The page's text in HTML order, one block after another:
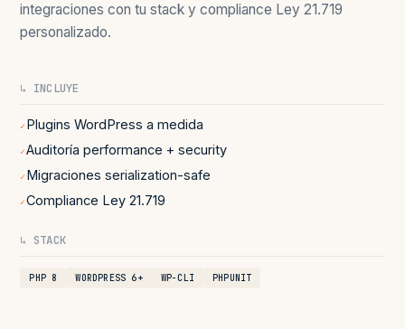
integraciones con tu stack y compliance Ley 21.719
personalizado.
↳ INCLUYE
✓ Plugins WordPress a medida
✓Auditoría performance + security
✓ Migraciones serialization-safe
✓Compliance Ley 21.719
↳ STACK
PHP 8 WORDPRESS 6+ WP-CLI PHPUNIT